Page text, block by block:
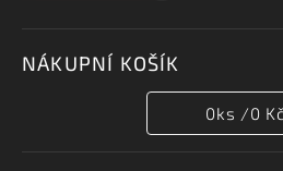
NÁKUPNÍ KOŠÍK
0ks /0 Kč